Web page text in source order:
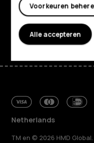
Klantenservice
Facebook
Tiktok
Netherlands
TM en © 2026 HMD
Voorkeuren
Alle accepteren